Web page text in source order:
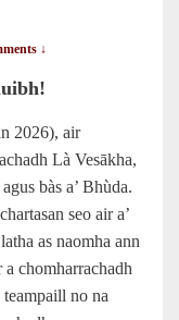
↓
2026), air
Là Vesākha,
bàs a’ Bhùda.
seo air a’
as naomha ann
a chomharrachadh
no na